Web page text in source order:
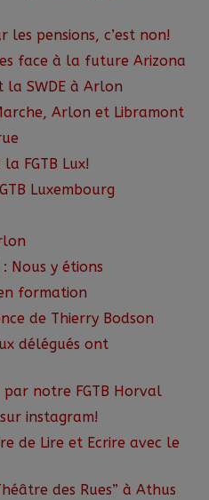
les pensions, c’est non!
face à la future Arizona
la SWDE à Arlon
Arlon et Libramont
FGTB Lux!
Luxembourg
Nous y étions
formation
de Thierry Bodson
délégués ont
par notre FGTB Horval
instagram!
de Lire et Ecrire avec le
des Rues” à Athus